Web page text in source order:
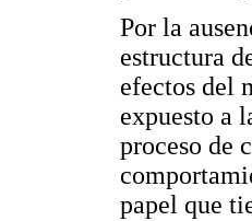
Por la
estructura
efectos del
expuesto a
proceso de
papel que